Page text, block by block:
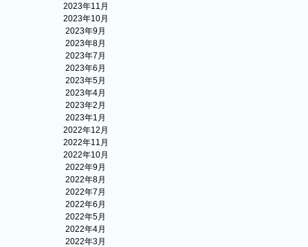
2023年11月
2023年10月
2023年9月
2023年8月
2023年7月
2023年6月
2023年5月
2023年4月
2023年2月
2023年1月
2022年12月
2022年11月
2022年10月
2022年9月
2022年8月
2022年7月
2022年6月
2022年5月
2022年4月
2022年3月